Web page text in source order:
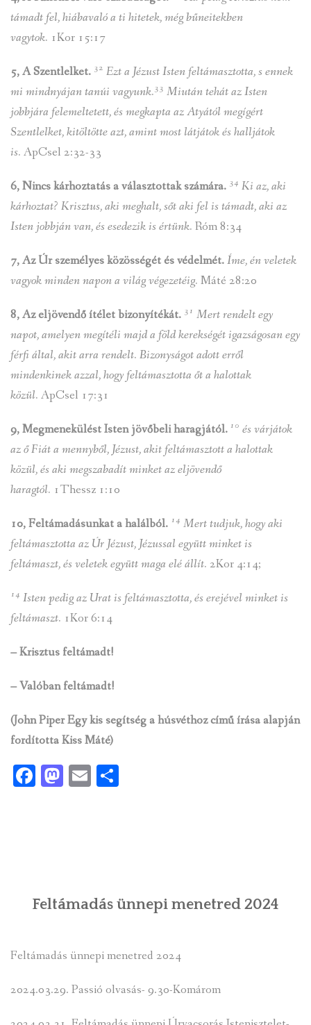
támadt fel, hiábavaló a ti hitetek, még bűneitekben
vagytok. 1Kor 15:17
5, A Szentlelket. 32 Ezt a Jézust Isten feltámasztotta, s ennek
mi mindnyájan tanúi vagyunk.33 Miután tehát az Isten
jobbjára felemeltetett, és megkapta az Atyától megígért
Szentlelket, kitöltötte azt, amint most látjátok és halljátok
is. ApCsel 2:32-33
6, Nincs kárhoztatás a választottak számára. 34 Ki az, aki
kárhoztat? Krisztus, aki meghalt, sőt aki fel is támadt, aki az
Isten jobbján van, és esedezik is értünk. Róm 8:34
7, Az Úr személyes közösségét és védelmét.Íme, én veletek
vagyok minden napon a világ végezetéig. Máté 28:20
8, Az eljövendő ítélet bizonyítékát. 31 Mert rendelt egy
napot, amelyen megítéli majd a föld kerekségét igazságosan egy
férfi által, akit arra rendelt. Bizonyságot adott erről
mindenkinek azzal, hogy feltámasztotta őt a halottak
közül. ApCsel 17:31
9, Megmenekülést Isten jövőbeli haragjától. 10 és várjátok
az ő Fiát a mennyből, Jézust, akit feltámasztott a halottak
közül, és aki megszabadít minket az eljövendő
haragtól. 1Thessz 1:10
10, Feltámadásunkat a halálból. 14 Mert tudjuk, hogy aki
feltámasztotta az Úr Jézust, Jézussal együtt minket is
feltámaszt, és veletek együtt maga elé állít. 2Kor 4:14;
14 Isten pedig az Urat is feltámasztotta, és erejével minket is
feltámaszt. 1Kor 6:14
– Krisztus feltámadt!
– Valóban feltámadt!
(John Piper Egy kis segítség a húsvéthoz című írása alapján
fordította Kiss Máté)
Facebook
Mastodon
Email
Feltámadás ünnepi menetred 2024
Feltámadás ünnepi menetred 2024
2024.03.29. Passió olvasás- 9.30-Komárom